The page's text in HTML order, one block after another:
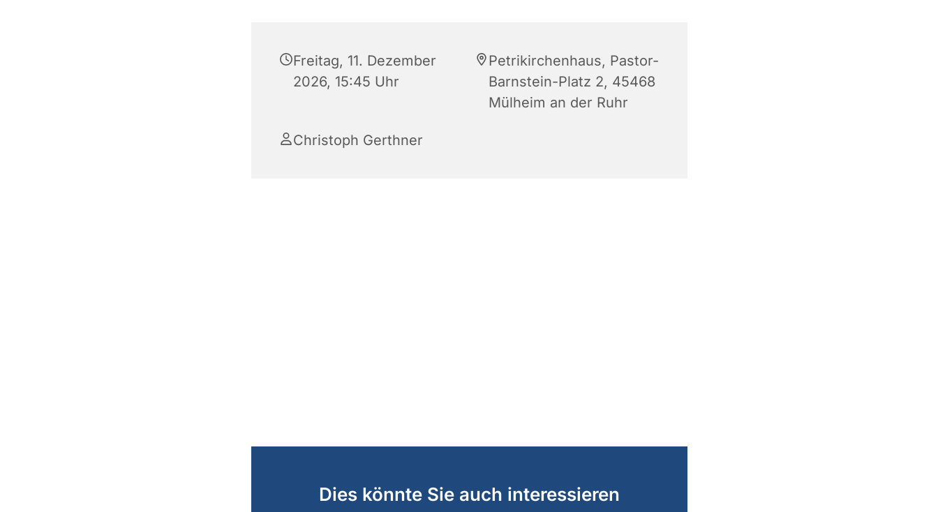
Freitag, 11. Dezember
2026, 15:45 Uhr
Petrikirchenhaus, Pastor-
Barnstein-Platz 2, 45468
Mülheim an der Ruhr
Christoph Gerthner
Dies könnte Sie auch interessieren